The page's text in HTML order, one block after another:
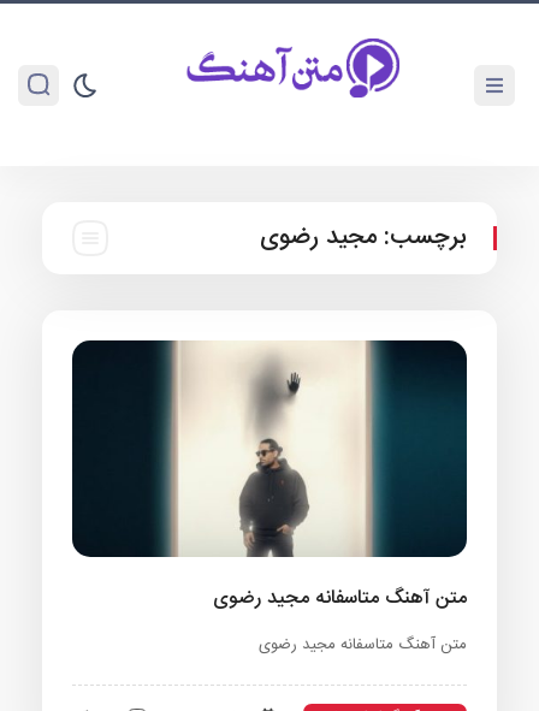
برچسب: مجید رضوی
متن آهنگ متاسفانه مجید رضوی
متن آهنگ متاسفانه مجید رضوی